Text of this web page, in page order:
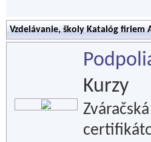
Vzdelávanie, školy Katalóg firiem
Kurzy